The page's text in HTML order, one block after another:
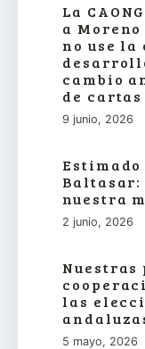
La
a
no use
cambio
de
9 junio, 2026
nuestra
2 junio, 2026
Nuestras
las
5 mayo, 2026